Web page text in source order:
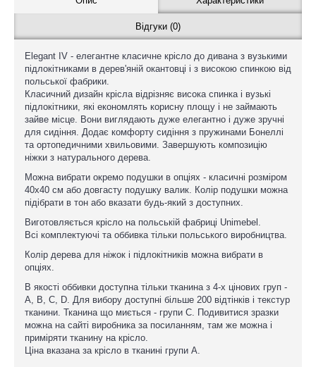
Відгуки (0)
Elegant IV - елегантне класичне крісло до дивана з вузькими
підлокітниками в дерев'яній окантовці і з високою спинкою від
польської фабрики.
Класичний дизайн крісла відрізняє висока спинка і вузькі
підлокітники, які економлять корисну площу і не займають
зайве місце. Вони виглядають дуже елегантно і дуже зручні
для сидіння. Додає комфорту сидіння з пружинами Бонеллі
та ортопедичними хвильовими. Завершують композицію
ніжки з натурального дерева.
Можна вибрати окремо подушки в опціях - класичні розміром
40x40 см або довгасту подушку валик. Колір подушки можна
підібрати в тон або вказати будь-який з доступних.
Виготовляється крісло на польській фабриці Unimebel.
Всі комплектуючі та оббивка тільки польського виробництва.
Колір дерева для ніжок і підлокітників можна вибрати в
опціях.
В якості оббивки доступна тільки тканина з 4-х цінових груп -
A, B, C, D. Для вибору доступні більше 200 відтінків і текстур
тканини. Тканина що миється - групи С. Подивитися зразки
можна на сайті виробника за посиланням, там же можна і
приміряти тканину на крісло.
Ціна вказана за крісло в тканині групи А.